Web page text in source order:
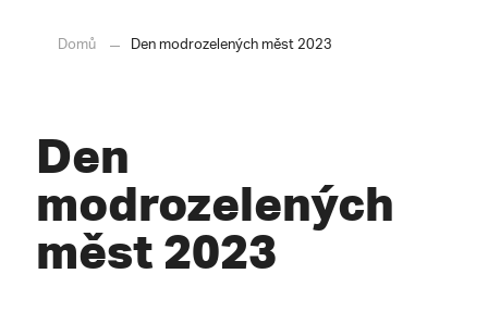
Domů Den modrozelených měst 2023
Den
modrozelených
měst 2023